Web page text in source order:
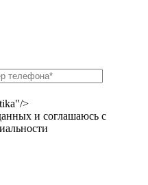
>
и соглашаюсь с